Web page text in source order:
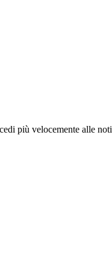
più velocemente alle